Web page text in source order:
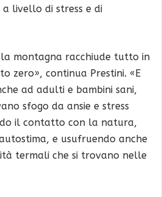
a livello di stress e di
montagna racchiude tutto in
zero», continua Prestini. «E
ad adulti e bambini sani,
sfogo da ansie e stress
il contatto con la natura,
e usufruendo anche
termali che si trovano nelle